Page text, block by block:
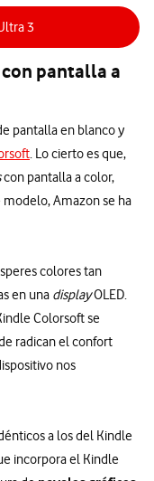
3
pantalla a
pantalla en blanco y
. Lo cierto es que,
con pantalla a color,
Amazon se ha
colores tan
en una displayOLED.
Colorsoft se
radican el confort
nos
a los del Kindle
incorpora el Kindle